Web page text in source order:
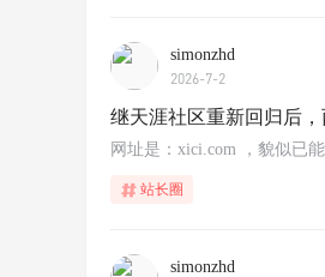
simonzhd
2026-7-2
继天涯社区重新回归后
网址是：xici.com ，貌似已
站长圈
simonzhd